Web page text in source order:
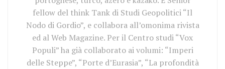
fellow del think Tank di Studi Geopolitici “Il
Nodo di Gordio”, e collabora all’omonima rivista
ed al Web Magazine. Per il Centro studi “Vox
Populi” ha già collaborato ai volumi: “Imperi
delle Steppe”, “Porte d’Eurasia”, “La profondità